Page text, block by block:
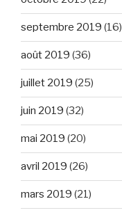
septembre 2019 (16)
août 2019 (36)
juillet 2019 (25)
juin 2019 (32)
mai 2019 (20)
avril 2019 (26)
mars 2019 (21)